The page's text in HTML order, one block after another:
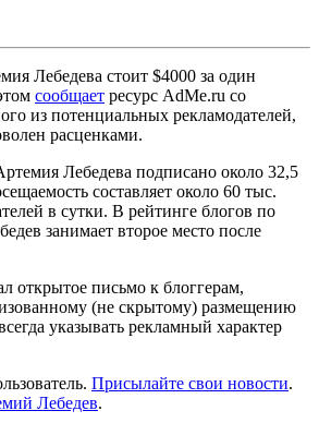
Лебедева стоит $4000 за один
сообщает ресурс AdMe.ru со
из потенциальных рекламодателей,
расценками.
Лебедева подписано около 32,5
составляет около 60 тыс.
в сутки. В рейтинге блогов по
занимает второе место после
открытое письмо к блоггерам,
(не скрытому) размещению
указывать рекламный характер
Присылайте свои новости.
Лебедев.